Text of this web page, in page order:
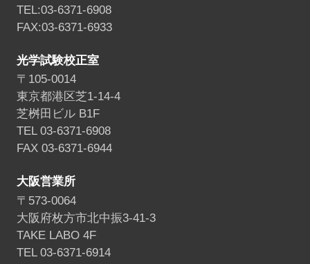
TEL:03-6371-6908
FAX:03-6371-6933
光学試験校正室
〒105-0014
東京都港区芝1-14-4
芝桝田ビル B1F
TEL 03-6371-6908
FAX 03-6371-6944
大阪営業所
〒573-0064
大阪府枚方市北中振3-41-3
TAKE LABO 4F
TEL 03-6371-6914